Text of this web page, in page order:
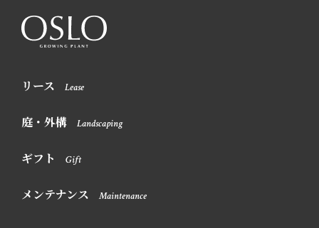
リース Lease
庭・外構 Landscaping
ギフト Gift
メンテナンス Maintenance